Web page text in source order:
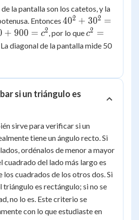
la pantalla son los catetos, y la
Entonces 40^2
+
30^2
402 + 302 =
+ 900 = c2 , por lo quec^2
=
c2 =
. La diagonal de la pantalla mide 50
si un triángulo es
sirve para verificar si un
tiene un ángulo recto. Si
ordénalos de menor a mayor
cuadrado del lado más largo es
los cuadrados de los otros dos. Si
triángulo es rectángulo; si no se
no lo es. Este criterio se
con lo que estudiaste en